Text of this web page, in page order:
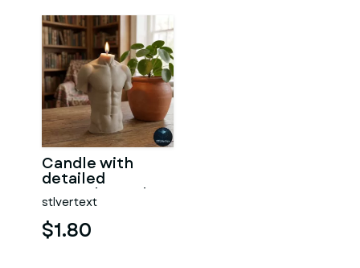
Candle with
detailed
muscular male
torso
stlvertext
$1.80